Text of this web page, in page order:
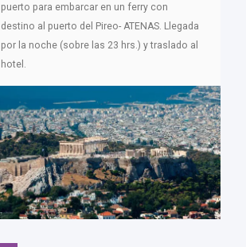
puerto para embarcar en un ferry con
destino al puerto del Pireo- ATENAS. Llegada
por la noche (sobre las 23 hrs.) y traslado al
hotel.